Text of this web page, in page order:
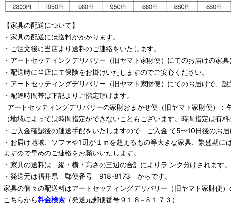
【家具の配送について】
・家具の配送には送料がかかります。
・ご注文後に当店より送料のご連絡をいたします。
・ アートセッティングデリバリー （旧ヤマト家財便） にてのお届けの家具
・配送時に当店にて保険をお掛けいたしますのでご安心ください。
・ アートセッティングデリバリー （旧ヤマト家財便） にてのお届けで、設
・配達時間帯は下記よりご指定頂けます。
アートセッティングデリバリーの家財おまかせ便 （旧ヤマト家財便）
（地域によっては時間指定ができないこともございます。時間指定は有料
・ご入金確認後の運送手配をいたしますので ご入金 て5〜10日後のお届
・お届け地域、ソファや1辺が１ｍを超えるもの等大きな家具、繁盛期
ますので早めのご連絡をお願いいたします。
・家具の送料は 縦・横・高さの三辺の合計によりラ ンク分けされます。
・発送元は福井県 郵便番号 918-8173 からです。
家具の個々の配送料はアートセッティングデリバリー （旧ヤマト家財便）
こちらから料金検索 （発送元郵便番号９１８−８１７３）